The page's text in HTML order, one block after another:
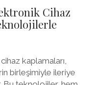
Cihaz
kaplamaları,
birleşimiyle ileriye